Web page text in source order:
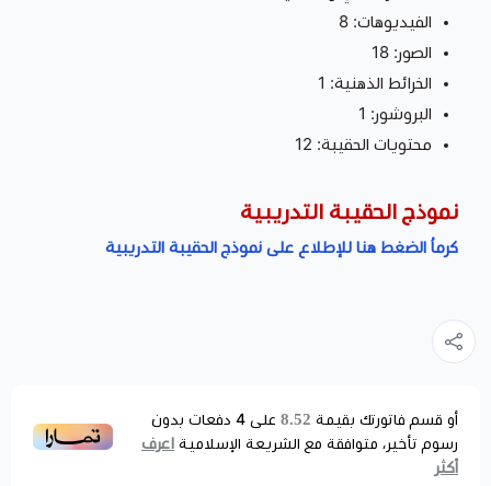
الفيديوهات: 8
الصور: 18
الخرائط الذهنية: 1
البروشور: 1
محتويات الحقيبة: 12
نموذج الحقيبة التدريبية
كرماُ الضغط هنا للإطلاع على نموذج الحقيبة التدريبية
أو قسم فاتورتك بقيمة 8.52 على 4 دفعات بدون
رسوم تأخير، متوافقة مع الشريعة الإسلامية اعرف
أكثر